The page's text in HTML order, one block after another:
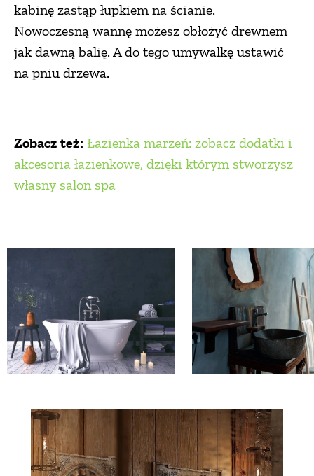
kabinę zastąp łupkiem na ścianie.
Nowoczesną wannę możesz obłożyć drewnem
jak dawną balię. A do tego umywalkę ustawić
na pniu drzewa.
Zobacz też: Łazienka marzeń: zobacz dodatki i
akcesoria łazienkowe, dzięki którym stworzysz
własny salon spa